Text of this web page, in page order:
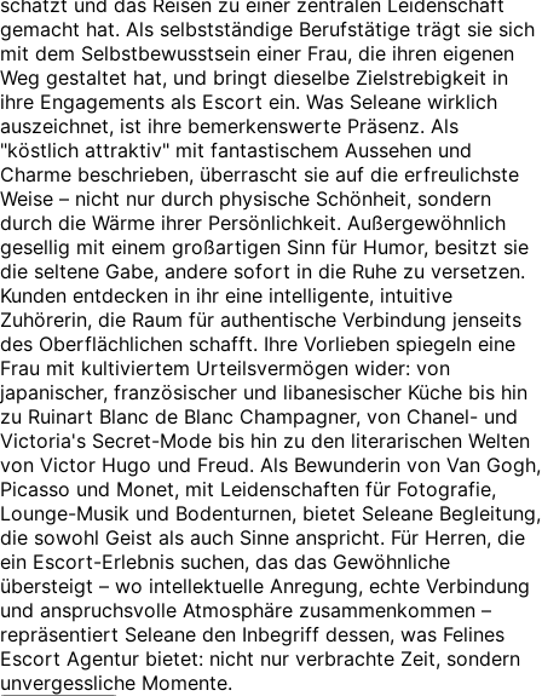
gemacht hat. Als selbstständige Berufstätige trägt sie sich
mit dem Selbstbewusstsein einer Frau, die ihren eigenen
Weg gestaltet hat, und bringt dieselbe Zielstrebigkeit in
ihre Engagements als Escort ein. Was Seleane wirklich
auszeichnet, ist ihre bemerkenswerte Präsenz. Als
"köstlich attraktiv" mit fantastischem Aussehen und
Charme beschrieben, überrascht sie auf die erfreulichste
Weise – nicht nur durch physische Schönheit, sondern
durch die Wärme ihrer Persönlichkeit. Außergewöhnlich
gesellig mit einem großartigen Sinn für Humor, besitzt sie
die seltene Gabe, andere sofort in die Ruhe zu versetzen.
Kunden entdecken in ihr eine intelligente, intuitive
Zuhörerin, die Raum für authentische Verbindung jenseits
des Oberflächlichen schafft. Ihre Vorlieben spiegeln eine
Frau mit kultiviertem Urteilsvermögen wider: von
japanischer, französischer und libanesischer Küche bis hin
zu Ruinart Blanc de Blanc Champagner, von Chanel- und
Victoria's Secret-Mode bis hin zu den literarischen Welten
von Victor Hugo und Freud. Als Bewunderin von Van Gogh,
Picasso und Monet, mit Leidenschaften für Fotografie,
Lounge-Musik und Bodenturnen, bietet Seleane Begleitung,
die sowohl Geist als auch Sinne anspricht. Für Herren, die
ein Escort-Erlebnis suchen, das das Gewöhnliche
übersteigt – wo intellektuelle Anregung, echte Verbindung
und anspruchsvolle Atmosphäre zusammenkommen –
repräsentiert Seleane den Inbegriff dessen, was Felines
Escort Agentur bietet: nicht nur verbrachte Zeit, sondern
unvergessliche Momente.